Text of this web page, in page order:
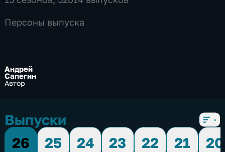
Персоны выпуска
Андрей
Сапегин
Автор
Выпуски
26
25 24 23 22 21
20